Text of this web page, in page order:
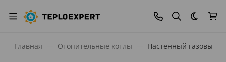
Темная
Главная Отопительные котлы Настенный газовый